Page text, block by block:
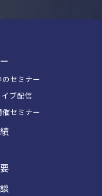
のセミナー
イブ配信
セミナー